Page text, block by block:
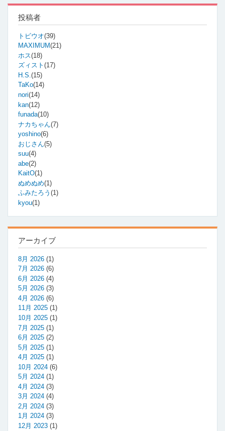
送
り
投稿者
トビウオ(39)
MAXIMUM(21)
ホス(18)
ズィスト (17)
H.S. (15)
TaKo(14)
nori(14)
kan(12)
funada(10)
ナカちゃん(7)
yoshino(6)
おじさん(5)
suu(4)
abe(2)
KaitO(1)
ぬめぬめ(1)
ふみたろう (1)
kyou(1)
アーカイブ
8月 2026 (1)
7月 2026 (6)
6月 2026 (4)
5月 2026 (3)
4月 2026 (6)
11月 2025 (1)
10月 2025 (1)
7月 2025 (1)
6月 2025 (2)
5月 2025 (1)
4月 2025 (1)
10月 2024 (6)
5月 2024 (1)
4月 2024 (3)
3月 2024 (4)
2月 2024 (3)
1月 2024 (3)
12月 2023 (1)